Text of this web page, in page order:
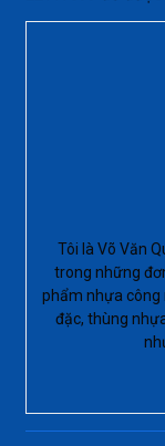
Tôi là Võ Văn
trong những
phẩm nhựa công
đặc, thùng